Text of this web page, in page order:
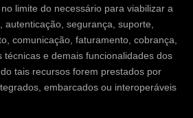
limite do necessário para viabilizar a
segurança, suporte,
comunicação, faturamento, cobrança,
técnicas e demais funcionalidades dos
tais recursos forem prestados por
embarcados ou interoperáveis